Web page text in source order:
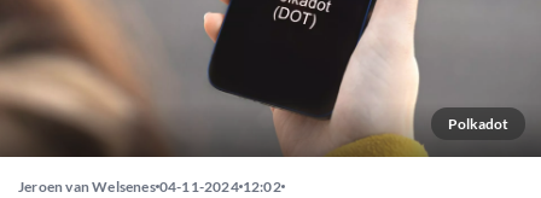
Polkadot
Jeroen van Welsenes 04-11-2024 12:02